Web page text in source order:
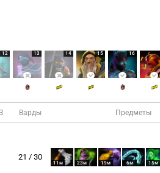
12 13 14 15 16
Варды Предметы
21 / 30
11м 23м 19м 6м 15м